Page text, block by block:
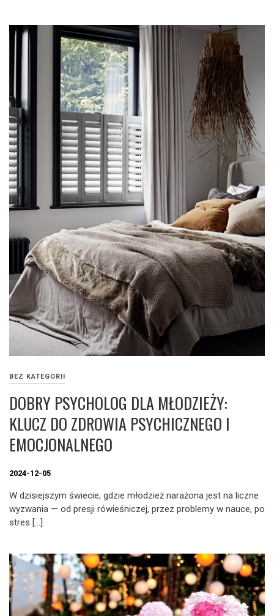
BEZ KATEGORII
DOBRY PSYCHOLOG DLA MŁODZIEŻY:
KLUCZ DO ZDROWIA PSYCHICZNEGO I
EMOCJONALNEGO
2024-12-05
W dzisiejszym świecie, gdzie młodzież narażona jest na liczne
wyzwania — od presji rówieśniczej, przez problemy w nauce, po
stres […]